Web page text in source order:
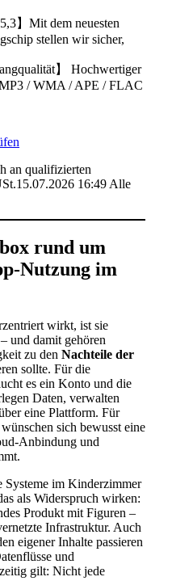
】Mit dem neuesten
stellen wir sicher,
】 Hochwertiger
/ WMA / APE / FLAC
an qualifizierten
16:49 Alle
rund um
Nutzung im
wirkt, ist sie
und damit gehören
zu den Nachteile der
sollte. Für die
es ein Konto und die
Daten, verwalten
eine Plattform. Für
sich bewusst eine
Anbindung und
Systeme im Kinderzimmer
als Widerspruch wirken:
Produkt mit Figuren –
Infrastruktur. Auch
eigener Inhalte passieren
und
gilt: Nicht jede